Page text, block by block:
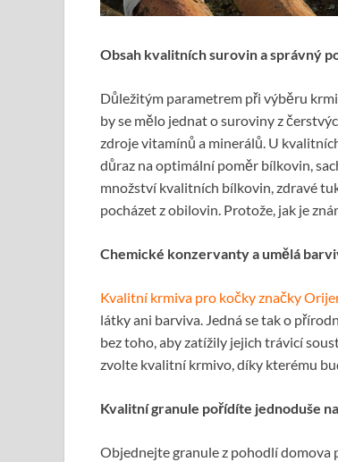
Obsah kvalitních surovin a správný
Důležitým parametrem při výběru
by se mělo jednat o suroviny z
zdroje vitamínů a minerálů. U
důraz na optimální poměr bílkovin,
množství kvalitních bílkovin, zdravé
pocházet z obilovin. Protože, jak je
Chemické konzervanty a umělá
Kvalitní krmiva pro kočky značky
látky ani barviva. Jedná se tak o
bez toho, aby zatížily jejich trávicí
zvolte kvalitní krmivo, díky kterému
Kvalitní granule pořídíte jednoduše
Objednejte granule z pohodlí